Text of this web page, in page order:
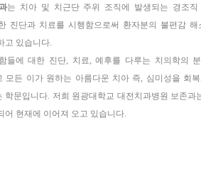
는 치아 및 치근단 주위 조직에 발생되는 경조
진단과 치료를 시행함으로써 환자분의 불편감
고 있습니다.
들에 대한 진단, 치료, 예후를 다루는 치의학의
모든 이가 원하는 아름다운 치아 즉, 심미성을 회
학문입니다. 저희 원광대학교 대전치과병원 보존과
어 현재에 이어져 오고 있습니다.